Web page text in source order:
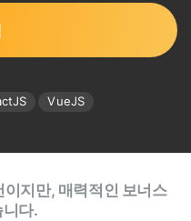
VueJS
이지만, 매력적인 보너스
다.